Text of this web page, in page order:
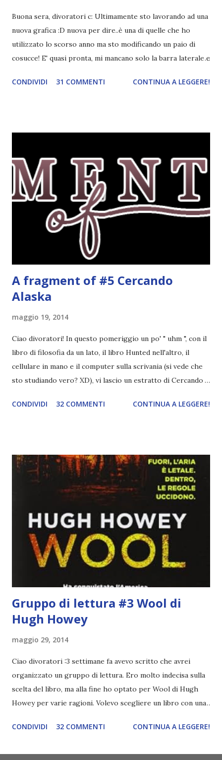
Buona sera, divoratori c: Ultimamente sto lavorando ad una
nuova grafica :D nuova per dire..è una di quelle che ho
utilizzato lo scorso anno ma sto modificando un paio di
cosucce! E' quasi pronta, mi mancano solo la barra laterale e
impazzire e.e Un po' mi dispiacerà abbandonare quest
scelta! Dalla tbr ho letto soltanto cinque titoli: I cento
colori del blu, Amy Harmon ★ ★ ★ ★ Sapete il mio
rapporto con gli ya. Questo stranamente mi è piaciuto
molto. Mi è piaciuta la protagonista, la sua crescita, il suo
rapporto con il professor Wilson che cresce piano piano.
Alla fine mi stavo pure commuovendo! Unravel me ,
Tahereh Mafi ★ ★ ★ ★ ★ Ho già scritto una recensi...
CONDIVIDI 31 COMMENTI CONTINUA A LEGGERE!
A fragment of #5 Cercando
Alaska
maggio 19, 2014
Ciao divoratori! In questo pomeriggio un po' " uhm ", con il
libro di filosofia da un lato, il libro Hunted nell'altro, il
cellulare in mano e il computer sulla scrivania (si vede che
sto studiando vero? XD), vi lascio un estratto di Cercando
costante nelle rubriche. Odiavo lo sport. Odiavo lo sport,
cui si gioca a mini-baseball mia madre voleva che mi facessi
delle amicizie, così mi obbligò a entrare nella squadra dei
Pirati di Orlando. Mi feci degli amici eccome: una masnada di
era inserirmi fra i coetanei. Fu soprattutto perché come
statura sovrastavo tutti gli altri giocatori se quell'anno per
un pelo non entrai nella formazione ufficiale. Qu...
CONDIVIDI 32 COMMENTI CONTINUA A LEGGERE!
Gruppo di lettura #3 Wool di
Hugh Howey
maggio 29, 2014
Ciao divoratori :3 settimane fa avevo scritto che avrei
organizzato un gruppo di lettura. Ero molto indecisa sulla
scelta del libro, ma alla fine ho optato per Wool di Hugh
Howey per varie ragioni. Volevo scegliere un libro con una
e poi dover aspettare con ansia il recap e sia perché
CONDIVIDI 32 COMMENTI CONTINUA A LEGGERE!